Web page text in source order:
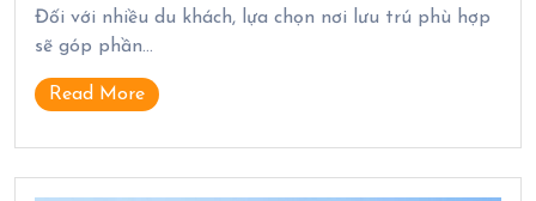
Đối với nhiều du khách, lựa chọn nơi lưu trú phù hợp
sẽ góp phần…
Read More